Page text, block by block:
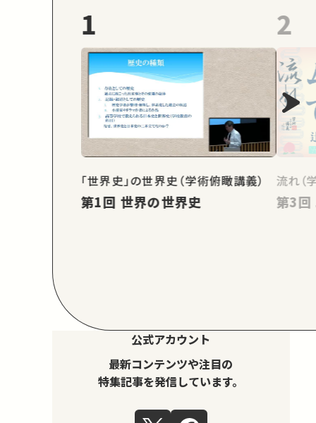
1
「世界史」の世界史（学術俯瞰講義）
第1回 世界の世界史
2
流れ（
公式アカウント
最新コンテンツや注目の
特集記事を発信しています。